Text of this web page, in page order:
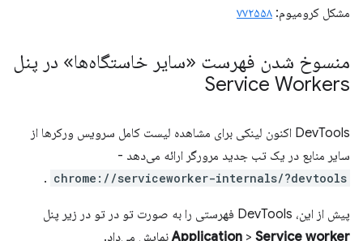
مشکل کرومیوم: ۷۷۲۵۵۸
منسوخ شدن فهرست «سایر خاستگاه‌ها» در پنل
Service Workers
DevTools اکنون لینکی برای مشاهده لیست کامل سرویس ورکرها از
سایر منابع در یک تب جدید مرورگر ارائه می‌دهد -
chrome://serviceworker-internals/?devtools
.
پیش از این، DevTools فهرستی را به صورت تو در تو در زیر پنل
Application > Service worker نمایش می‌داد.